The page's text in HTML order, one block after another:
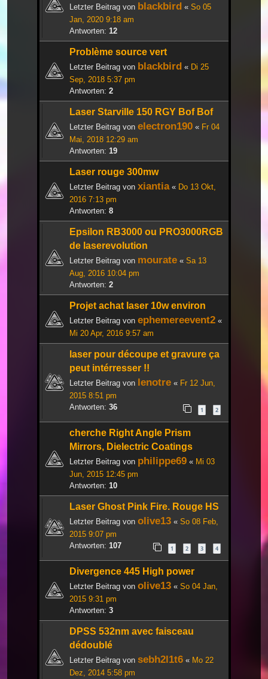
Letzter Beitrag von blackbird « So 05
Jan, 2020 9:18 am
Antworten: 12
Problème source vert
Letzter Beitrag von blackbird « Di 25
Sep, 2018 5:37 pm
Antworten: 2
Laser Starville 150 RGY Bof Bof
Letzter Beitrag von electron190 « Fr 04
Mai, 2018 12:29 am
Antworten: 19
Laser rouge 300mw
Letzter Beitrag von xiantia« Do 13 Okt,
2016 7:13 pm
Antworten: 8
Epsilon RB3000 ou PRO3000RGB
de laserevolution
Letzter Beitrag von mourate « Sa 13
Aug, 2016 10:04 pm
Antworten: 2
Projet achat laser 10w environ
Letzter Beitrag von ephemereevent2 «
Mi 20 Apr, 2016 9:57 am
laser pour découpe et gravure ça
peut intérresser !!
Letzter Beitrag von lenotre « Fr 12 Jun,
2015 8:51 pm
Antworten: 36 1 2
cherche Right Angle Prism
Mirrors, Dielectric Coatings
Letzter Beitrag von philippe69 « Mi 03
Jun, 2015 12:45 pm
Antworten: 10
Laser Ghost Pink Fire. Rouge HS
Letzter Beitrag von olive13 « So 08 Feb,
2015 9:07 pm
Antworten: 107 1 2 3 4
Divergence 445 High power
Letzter Beitrag von olive13 « So 04 Jan,
2015 9:31 pm
Antworten: 3
DPSS 532nm avec faisceau
dédoublé
Letzter Beitrag von sebh2l1t6 « Mo 22
Dez, 2014 5:58 pm